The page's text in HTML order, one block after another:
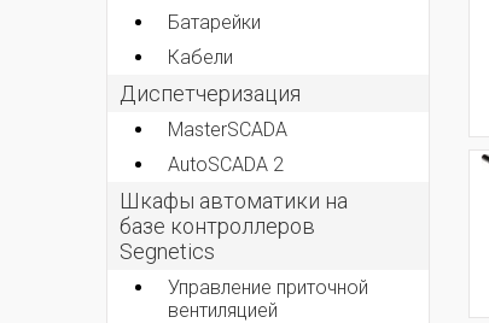
Батарейки
Кабели
Диспетчеризация
MasterSCADA
AutoSCADA 2
Шкафы автоматики на
базе контроллеров
Segnetics
Управление приточной
вентиляцией